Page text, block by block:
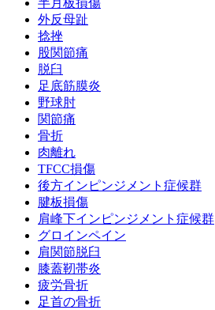
外反母趾
捻挫
股関節痛
脱臼
足底筋膜炎
野球肘
関節痛
骨折
肉離れ
TFCC損傷
後方インピンジメント症候群
腱板損傷
肩峰下インピンジメント症候群
グロインペイン
肩関節脱臼
膝蓋靭帯炎
疲労骨折
足首の骨折